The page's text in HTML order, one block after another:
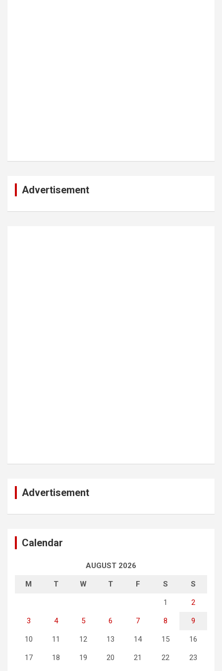
Advertisement
Advertisement
Calendar
AUGUST 2026
M T W T F S S
1 2
3 4 5 6 7 8 9
10 11 12 13 14 15 16
17 18 19 20 21 22 23